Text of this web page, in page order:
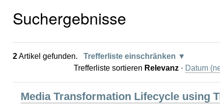
Suchergebnisse
2Artikel gefunden.
Trefferliste einschränken
Trefferliste sortieren Relevanz · Datum
Media Transformation Lifecycle using